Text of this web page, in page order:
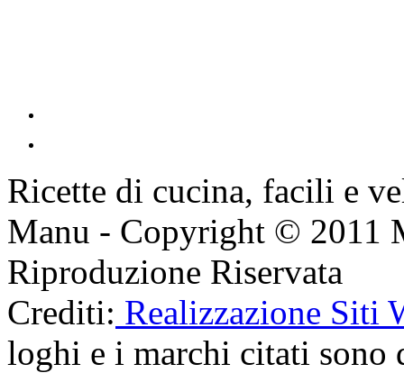
Ricette di cucina, facili e
Manu - Copyright © 2011
Riproduzione Riservata
Crediti: Realizzazione Siti
loghi e i marchi citati